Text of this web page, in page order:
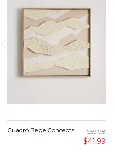
Cuadro Beige Concepts $59.98
$41.99